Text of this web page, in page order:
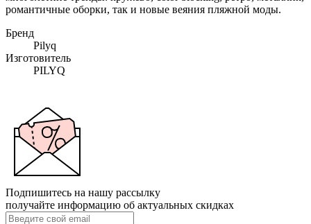
романтичные оборки, так и новые веяния пляжной моды.
Бренд
Pilyq
Изготовитель
PILYQ
Подпишитесь на нашу рассылку
получайте информацию об актуальных скидках